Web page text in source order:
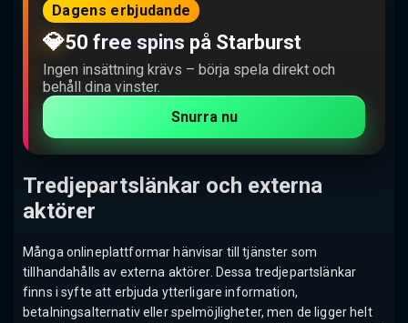
Dagens erbjudande
💎50 free spins på Starburst
Ingen insättning krävs – börja spela direkt och
behåll dina vinster.
Snurra nu
Tredjepartslänkar och externa
aktörer
Många onlineplattformar hänvisar till tjänster som
tillhandahålls av externa aktörer. Dessa tredjepartslänkar
finns i syfte att erbjuda ytterligare information,
betalningsalternativ eller spelmöjligheter, men de ligger helt